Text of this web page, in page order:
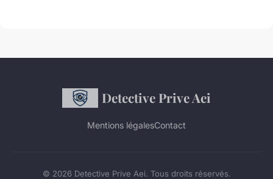
Detective Prive Aei
Mentions légalesContact
© 2026 Detective Prive Aei. Tous droits réservés.